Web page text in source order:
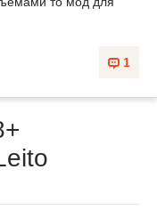
1